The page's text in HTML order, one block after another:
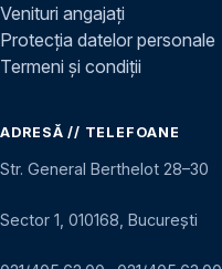
Venituri angajați
Protecția datelor personale
Termeni și condiții
ADRESĂ // TELEFOANE
Str. General Berthelot 28–30
Sector 1, 010168, București